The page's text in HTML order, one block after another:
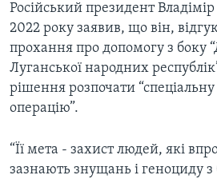
Російський президент
2022 року заявив, що він,
прохання про допомогу з боку
Луганської народних
рішення розпочати “спеціальну
операцію”.
“Її мета - захист людей, які
зазнають знущань і геноциду з